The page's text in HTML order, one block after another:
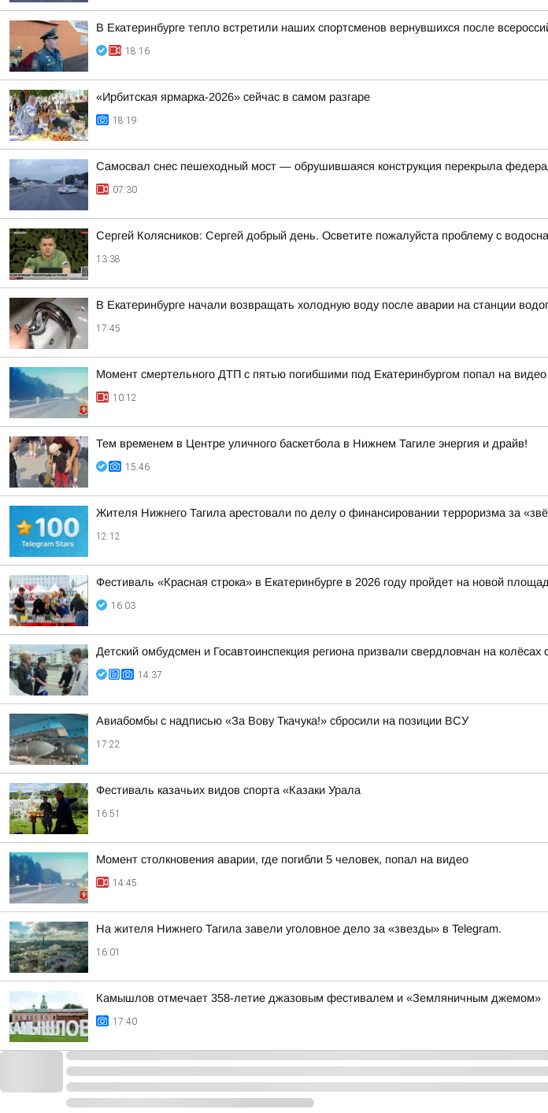
В Екатеринбурге тепло встретили наших спортсменов вернувшихся после
18:16
«Ирбитская ярмарка-2026» сейчас в самом разгаре
18:19
Самосвал снес пешеходный мост — обрушившаяся конструкция перекрыла
07:30
Сергей Колясников: Сергей добрый день. Осветите пожалуйста проблему с
13:38
В Екатеринбурге начали возвращать холодную воду после аварии на станции
17:45
Момент смертельного ДТП с пятью погибшими под Екатеринбургом попал на видео
10:12
Тем временем в Центре уличного баскетбола в Нижнем Тагиле энергия и драйв!
15:46
Жителя Нижнего Тагила арестовали по делу о финансировании терроризма за
12:12
Фестиваль «Красная строка» в Екатеринбурге в 2026 году пройдет на новой
16:03
Детский омбудсмен и Госавтоинспекция региона призвали свердловчан на
14:37
Авиабомбы с надписью «За Вову Ткачука!» сбросили на позиции ВСУ
17:22
Фестиваль казачьих видов спорта «Казаки Урала
16:51
Момент столкновения аварии, где погибли 5 человек, попал на видео
14:45
На жителя Нижнего Тагила завели уголовное дело за «звезды» в Telegram.
16:01
Камышлов отмечает 358-летие джазовым фестивалем и «Земляничным джемом»
17:40